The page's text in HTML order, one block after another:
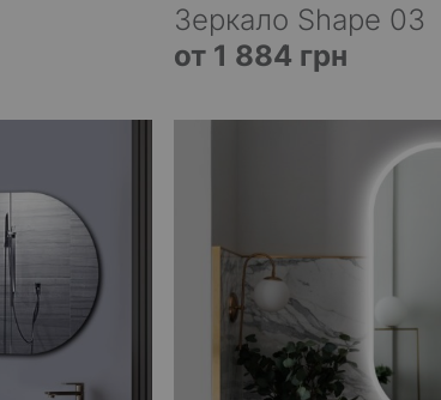
Зеркало Shape 03
от 1 884 грн